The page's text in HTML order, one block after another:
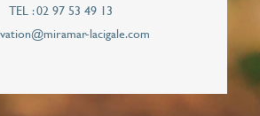
TEL : 02 97 53 49 13
lacigale.com
Miramar La Cigale à me contacter
pour répondre à cette